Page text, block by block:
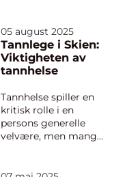
løsning for ulike
behov blitt stadig mer
åpenbar. Enten det er
for et korttidsprosjekt
en ...
05 august 2025
Tannlege i Skien:
Viktigheten av
tannhelse
Tannhelse spiller en
kritisk rolle i en
persons generelle
velvære, men mange